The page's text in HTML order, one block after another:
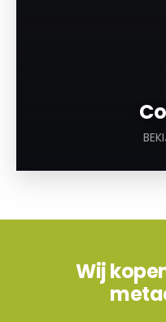
Wij